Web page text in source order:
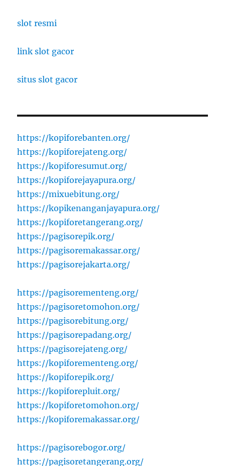
slot resmi
link slot gacor
situs slot gacor
https://kopiforebanten.org/
https://kopiforejateng.org/
https://kopiforesumut.org/
https://kopiforejayapura.org/
https://mixuebitung.org/
https://kopikenanganjayapura.org/
https://kopiforetangerang.org/
https://pagisorepik.org/
https://pagisoremakassar.org/
https://pagisorejakarta.org/
https://pagisorementeng.org/
https://pagisoretomohon.org/
https://pagisorebitung.org/
https://pagisorepadang.org/
https://pagisorejateng.org/
https://kopiforementeng.org/
https://kopiforepik.org/
https://kopiforepluit.org/
https://kopiforetomohon.org/
https://kopiforemakassar.org/
https://pagisorebogor.org/
https://pagisoretangerang.org/